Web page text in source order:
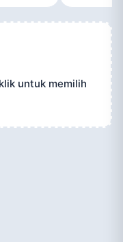
untuk memilih